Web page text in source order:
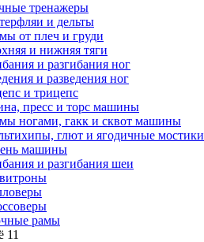
тренажеры
и дельты
от плеч и груди
и нижняя тяги
и разгибания ног
и разведения ног
и трицепс
пресс и торс машины
ногами, гакк и сквот машины
глют и ягодичные мостики
машины
и разгибания шеи
рамы
11